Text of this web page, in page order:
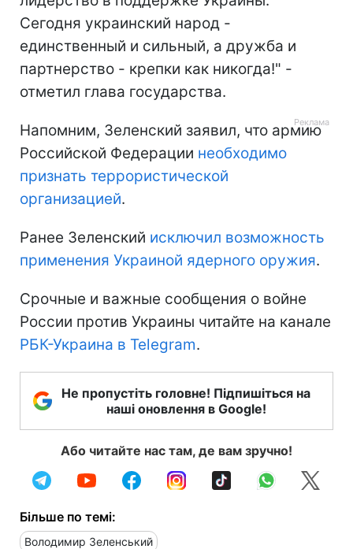
Сегодня украинский народ -
единственный и сильный, а дружба и
партнерство - крепки как никогда!" -
отметил глава государства.
Напомним, Зеленский заявил, что армию
Российской Федерации необходимо
признать террористической
организацией.
Ранее Зеленский исключил возможность
применения Украиной ядерного оружия.
Срочные и важные сообщения о войне
России против Украины читайте на канале
РБК-Украина в Telegram.
Не пропустіть головне! Підпишіться на
наші оновлення в Google!
Або читайте нас там, де вам зручно!
Більше по темі:
Володимир Зеленський